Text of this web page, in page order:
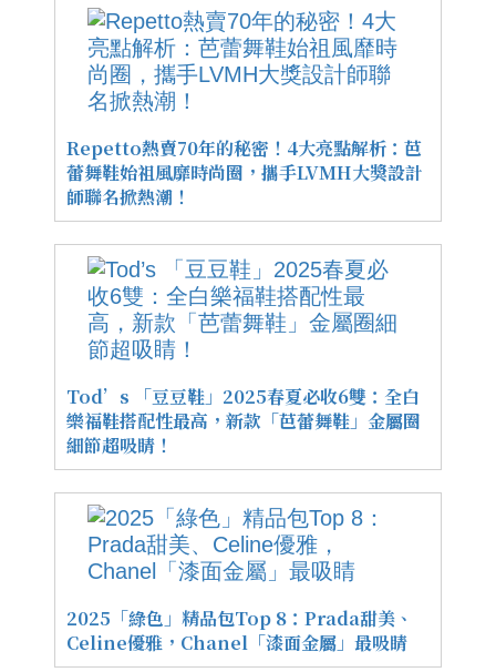
Repetto熱賣70年的秘密！4大亮點解析：芭
蕾舞鞋始祖風靡時尚圈，攜手LVMH大獎設計
師聯名掀熱潮！
Tod’s 「豆豆鞋」2025春夏必收6雙：全白
樂福鞋搭配性最高，新款「芭蕾舞鞋」金屬圈
細節超吸睛！
2025「綠色」精品包Top 8：Prada甜美、
Celine優雅，Chanel「漆面金屬」最吸睛